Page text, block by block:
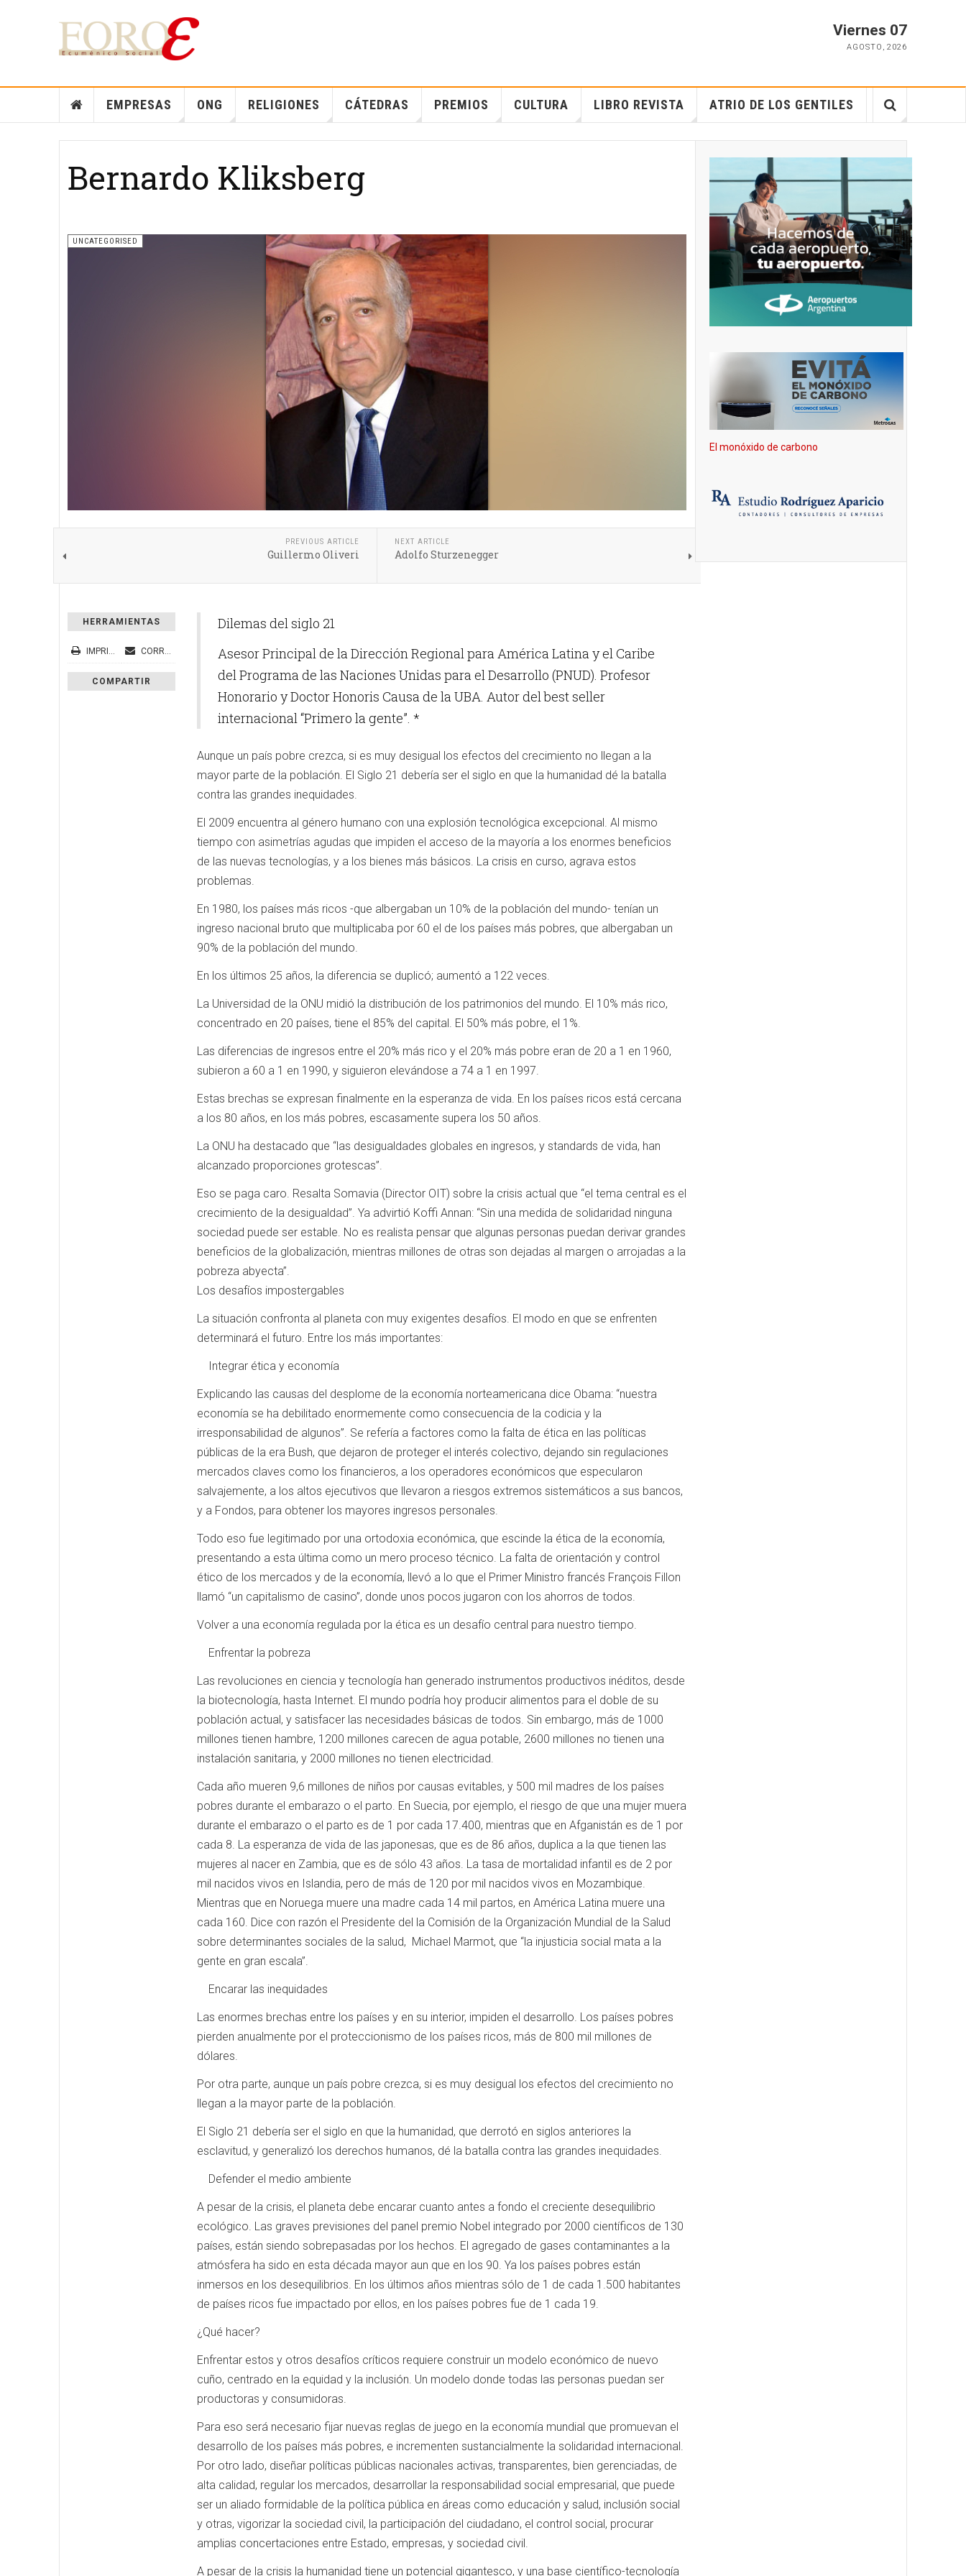
Viernes 07
AGOSTO , 2026
EMPRESAS ONG RELIGIONES CÁTEDRAS PREMIOS CULTURA LIBRO REVISTA ATRIO DE LOS GENTILES
Bernardo Kliksberg
UNCATEGORISED
PREVIOUS ARTICLE
Guillermo Oliveri
NEXT ARTICLE
Adolfo Sturzenegger
HERRAMIENTAS
IMPRIMIR CORREO ELECTRÓNICO
COMPARTIR
Dilemas del siglo 21
Asesor Principal de la Dirección Regional para América Latina y el Caribe
del Programa de las Naciones Unidas para el Desarrollo (PNUD). Profesor
Honorario y Doctor Honoris Causa de la UBA. Autor del best seller
internacional “Primero la gente”. *
Aunque un país pobre crezca, si es muy desigual los efectos del crecimiento no llegan a la
mayor parte de la población. El Siglo 21 debería ser el siglo en que la humanidad dé la batalla
contra las grandes inequidades.
El 2009 encuentra al género humano con una explosión tecnológica excepcional. Al mismo
tiempo con asimetrías agudas que impiden el acceso de la mayoría a los enormes beneficios
de las nuevas tecnologías, y a los bienes más básicos. La crisis en curso, agrava estos
problemas.
En 1980, los países más ricos -que albergaban un 10% de la población del mundo- tenían un
ingreso nacional bruto que multiplicaba por 60 el de los países más pobres, que albergaban un
90% de la población del mundo.
En los últimos 25 años, la diferencia se duplicó; aumentó a 122 veces.
La Universidad de la ONU midió la distribución de los patrimonios del mundo. El 10% más rico,
concentrado en 20 países, tiene el 85% del capital. El 50% más pobre, el 1%.
Las diferencias de ingresos entre el 20% más rico y el 20% más pobre eran de 20 a 1 en 1960,
subieron a 60 a 1 en 1990, y siguieron elevándose a 74 a 1 en 1997.
Estas brechas se expresan finalmente en la esperanza de vida. En los países ricos está cercana
a los 80 años, en los más pobres, escasamente supera los 50 años.
La ONU ha destacado que “las desigualdades globales en ingresos, y standards de vida, han
alcanzado proporciones grotescas”.
Eso se paga caro. Resalta Somavia (Director OIT) sobre la crisis actual que “el tema central es el
crecimiento de la desigualdad”. Ya advirtió Koffi Annan: “Sin una medida de solidaridad ninguna
sociedad puede ser estable. No es realista pensar que algunas personas puedan derivar grandes
beneficios de la globalización, mientras millones de otras son dejadas al margen o arrojadas a la
pobreza abyecta”.
Los desafíos impostergables
La situación confronta al planeta con muy exigentes desafíos. El modo en que se enfrenten
determinará el futuro. Entre los más importantes:
Integrar ética y economía
Explicando las causas del desplome de la economía norteamericana dice Obama: “nuestra
economía se ha debilitado enormemente como consecuencia de la codicia y la
irresponsabilidad de algunos”. Se refería a factores como la falta de ética en las políticas
públicas de la era Bush, que dejaron de proteger el interés colectivo, dejando sin regulaciones
mercados claves como los financieros, a los operadores económicos que especularon
salvajemente, a los altos ejecutivos que llevaron a riesgos extremos sistemáticos a sus bancos,
y a Fondos, para obtener los mayores ingresos personales.
Todo eso fue legitimado por una ortodoxia económica, que escinde la ética de la economía,
presentando a esta última como un mero proceso técnico. La falta de orientación y control
ético de los mercados y de la economía, llevó a lo que el Primer Ministro francés François Fillon
llamó “un capitalismo de casino”, donde unos pocos jugaron con los ahorros de todos.
Volver a una economía regulada por la ética es un desafío central para nuestro tiempo.
Enfrentar la pobreza
Las revoluciones en ciencia y tecnología han generado instrumentos productivos inéditos, desde
la biotecnología, hasta Internet. El mundo podría hoy producir alimentos para el doble de su
población actual, y satisfacer las necesidades básicas de todos. Sin embargo, más de 1000
millones tienen hambre, 1200 millones carecen de agua potable, 2600 millones no tienen una
instalación sanitaria, y 2000 millones no tienen electricidad.
Cada año mueren 9,6 millones de niños por causas evitables, y 500 mil madres de los países
pobres durante el embarazo o el parto. En Suecia, por ejemplo, el riesgo de que una mujer muera
durante el embarazo o el parto es de 1 por cada 17.400, mientras que en Afganistán es de 1 por
cada 8. La esperanza de vida de las japonesas, que es de 86 años, duplica a la que tienen las
mujeres al nacer en Zambia, que es de sólo 43 años. La tasa de mortalidad infantil es de 2 por
mil nacidos vivos en Islandia, pero de más de 120 por mil nacidos vivos en Mozambique.
Mientras que en Noruega muere una madre cada 14 mil partos, en América Latina muere una
cada 160. Dice con razón el Presidente del la Comisión de la Organización Mundial de la Salud
sobre determinantes sociales de la salud, Michael Marmot, que “la injusticia social mata a la
gente en gran escala”.
Encarar las inequidades
Las enormes brechas entre los países y en su interior, impiden el desarrollo. Los países pobres
pierden anualmente por el proteccionismo de los países ricos, más de 800 mil millones de
dólares.
Por otra parte, aunque un país pobre crezca, si es muy desigual los efectos del crecimiento no
llegan a la mayor parte de la población.
El Siglo 21 debería ser el siglo en que la humanidad, que derrotó en siglos anteriores la
esclavitud, y generalizó los derechos humanos, dé la batalla contra las grandes inequidades.
Defender el medio ambiente
A pesar de la crisis, el planeta debe encarar cuanto antes a fondo el creciente desequilibrio
ecológico. Las graves previsiones del panel premio Nobel integrado por 2000 científicos de 130
países, están siendo sobrepasadas por los hechos. El agregado de gases contaminantes a la
atmósfera ha sido en esta década mayor aun que en los 90. Ya los países pobres están
inmersos en los desequilibrios. En los últimos años mientras sólo de 1 de cada 1.500 habitantes
de países ricos fue impactado por ellos, en los países pobres fue de 1 cada 19.
¿Qué hacer?
Enfrentar estos y otros desafíos críticos requiere construir un modelo económico de nuevo
cuño, centrado en la equidad y la inclusión. Un modelo donde todas las personas puedan ser
productoras y consumidoras.
Para eso será necesario fijar nuevas reglas de juego en la economía mundial que promuevan el
desarrollo de los países más pobres, e incrementen sustancialmente la solidaridad internacional.
Por otro lado, diseñar políticas públicas nacionales activas, transparentes, bien gerenciadas, de
alta calidad, regular los mercados, desarrollar la responsabilidad social empresarial, que puede
ser un aliado formidable de la política pública en áreas como educación y salud, inclusión social
y otras, vigorizar la sociedad civil, la participación del ciudadano, el control social, procurar
amplias concertaciones entre Estado, empresas, y sociedad civil.
A pesar de la crisis la humanidad tiene un potencial gigantesco, y una base científico-tecnología
El monóxido de carbono